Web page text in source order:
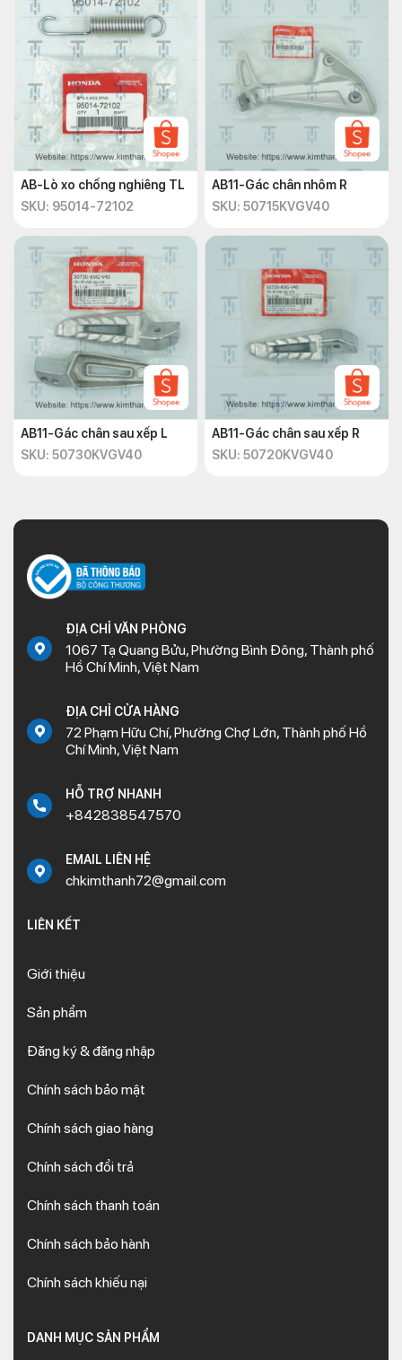
AB-Lò xo chống nghiêng TL
SKU: 95014-72102
AB11-Gác chân nhôm R
SKU: 50715KVGV40
AB11-Gác chân sau xếp L
SKU: 50730KVGV40
AB11-Gác chân sau xếp R
SKU: 50720KVGV40
ĐỊA CHỈ VĂN PHÒNG
1067 Tạ Quang Bửu, Phường Bình Đông, Thành phố
Hồ Chí Minh, Việt Nam
ĐỊA CHỈ CỬA HÀNG
72 Phạm Hữu Chí, Phường Chợ Lớn, Thành phố Hồ
Chí Minh, Việt Nam
HỖ TRỢ NHANH
+842838547570
EMAIL LIÊN HỆ
chkimthanh72@gmail.com
LIÊN KẾT
Giới thiệu
Sản phẩm
Đăng ký & đăng nhập
Chính sách bảo mật
Chính sách giao hàng
Chính sách đổi trả
Chính sách thanh toán
Chính sách bảo hành
Chính sách khiếu nại
DANH MỤC SẢN PHẨM